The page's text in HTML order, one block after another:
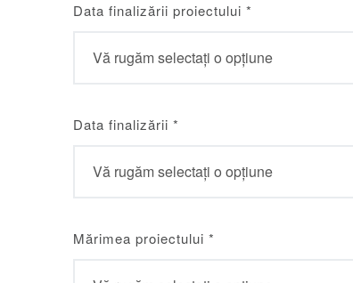
Data finalizării proiectului *
Data finalizării *
Mărimea proiectului *